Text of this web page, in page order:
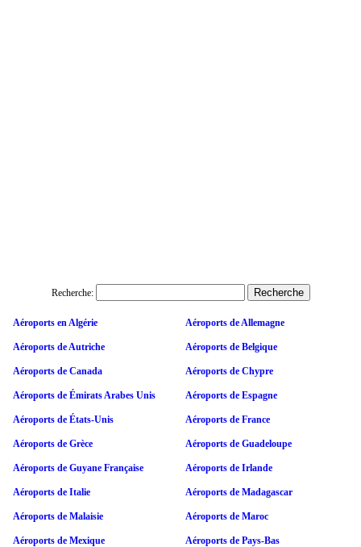
Recherche:
Aéroports en Algérie Aéroports de Allemagne
Aéroports de Autriche Aéroports de Belgique
Aéroports de Canada Aéroports de Chypre
Aéroports de Émirats Arabes Unis Aéroports de Espagne
Aéroports de États-Unis Aéroports de France
Aéroports de Grèce Aéroports de Guadeloupe
Aéroports de Guyane Française Aéroports de Irlande
Aéroports de Italie Aéroports de Madagascar
Aéroports de Malaisie Aéroports de Maroc
Aéroports de Mexique Aéroports de Pays-Bas